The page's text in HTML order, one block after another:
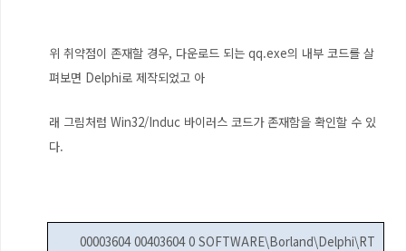
위 취약점이 존재할 경우, 다운로드 되는 qq.exe의 내부 코드를 살
펴보면 Delphi로 제작되었고 아
래 그림처럼 Win32/Induc 바이러스 코드가 존재함을 확인할 수 있
다.
00003604 00403604 0 SOFTWARE\Borland\Delphi\RT